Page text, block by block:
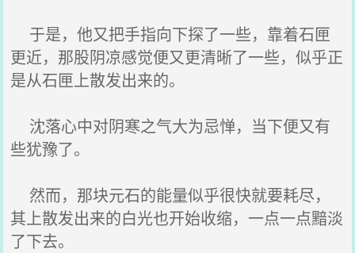
于是，他又把手指向下探了一些，靠着石匣
更近，那股阴凉感觉便又更清晰了一些，似乎正
是从石匣上散发出来的。
沈落心中对阴寒之气大为忌惮，当下便又有
些犹豫了。
然而，那块元石的能量似乎很快就要耗尽，
其上散发出来的白光也开始收缩，一点一点黯淡
了下去。